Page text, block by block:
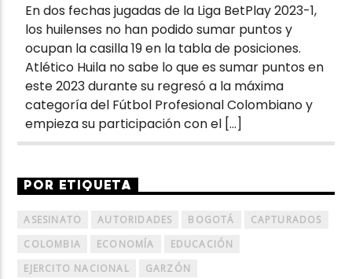
En dos fechas jugadas de la Liga BetPlay 2023-1,
los huilenses no han podido sumar puntos y
ocupan la casilla 19 en la tabla de posiciones.
Atlético Huila no sabe lo que es sumar puntos en
este 2023 durante su regresó a la máxima
categoría del Fútbol Profesional Colombiano y
empieza su participación con el […]
POR ETIQUETA
ASESINATO AUTORIDADES BOGOTÁ
CAPTURADOS
COLOMBIA
ECONOMÍA
EDUCACIÓN
EJERCITO NACIONAL
GARZÓN